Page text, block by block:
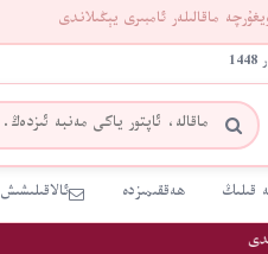
ماقالىلەر ئامبىرى يېڭىلاندى
قىلىڭ ھەققىمىزدە ئالاقىلىشىش